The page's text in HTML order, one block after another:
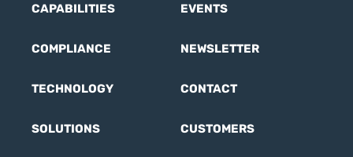
CAPABILITIES
COMPLIANCE
TECHNOLOGY
SOLUTIONS
EVENTS
NEWSLETTER
CONTACT
CUSTOMERS